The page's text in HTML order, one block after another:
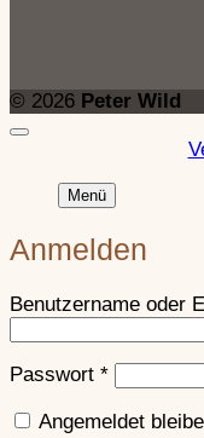
© 2026 Peter Wild
Menü
Anmelden
Benutzername oder
Passwort *Erforderlich
Angemeldet